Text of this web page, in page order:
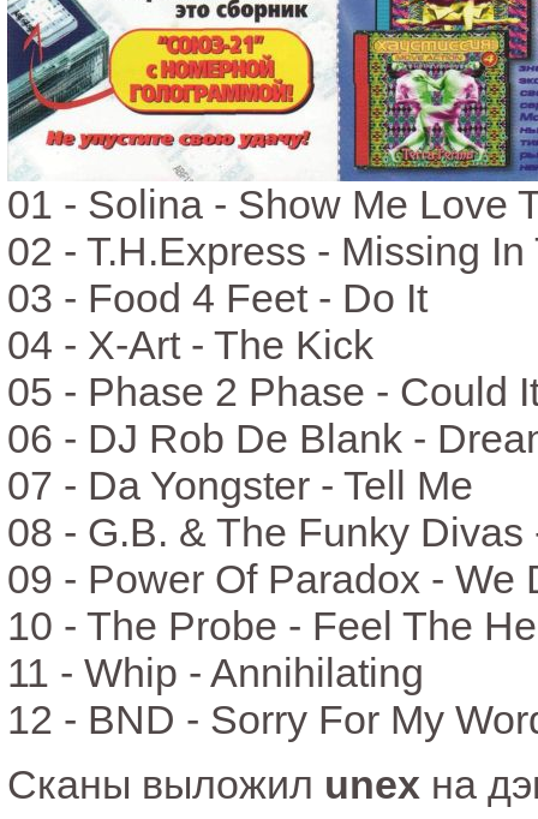
01 - Solina - Show Me Love
02 - T.H.Express - Missing
03 - Food 4 Feet - Do It
04 - X-Art - The Kick
05 - Phase 2 Phase - Could
06 - DJ Rob De Blank -
07 - Da Yongster - Tell Me
08 - G.B. & The Funky
09 - Power Of Paradox - We
10 - The Probe - Feel The
11 - Whip - Annihilating
12 - BND - Sorry For My
Сканы выложил unex на